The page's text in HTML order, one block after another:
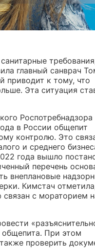
главный санврач
приводит к тому, что
Эта ситуация
Роспотребнадзора
в России общепит
контролю. Это
и среднего
года вышло
перечень
внеплановые
Кимстач
с мораторием
общепита. При этом
проверить